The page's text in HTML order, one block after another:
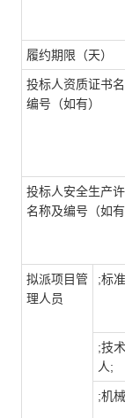
履约期限（天）
投标人资质证书
编号（如有）
投标人安全生产
名称及编号（如有
拟派项目管
理人员
;标
;技
人;
;机